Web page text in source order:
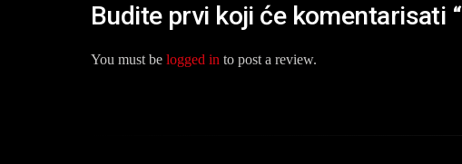
Budite prvi koji će komentarisati
You must be logged in to post a review.